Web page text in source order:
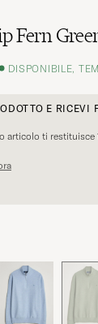
Fern
DISPONIBILE,
E RICEVI
articolo ti restituisce